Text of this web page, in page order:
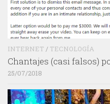
INTERNET / TECNOLOGÍA
Chantajes (casi falsos)
25/07/2018